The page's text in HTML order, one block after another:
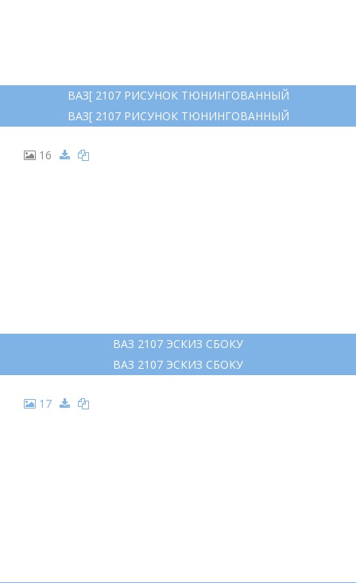
ВАЗ[ 2107 РИСУНОК ТЮНИНГОВАННЫЙ
ВАЗ[ 2107 РИСУНОК ТЮНИНГОВАННЫЙ
16
ВАЗ 2107 ЭСКИЗ СБОКУ
ВАЗ 2107 ЭСКИЗ СБОКУ
17